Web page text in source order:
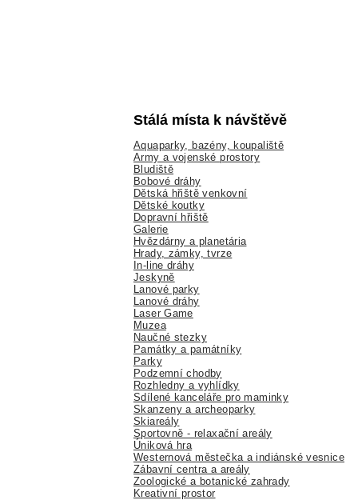
Stálá místa k návštěvě
Aquaparky, bazény, koupaliště
Army a vojenské prostory
Bludiště
Bobové dráhy
Dětská hřiště venkovní
Dětské koutky
Dopravní hřiště
Galerie
Hvězdárny a planetária
Hrady, zámky, tvrze
In-line dráhy
Jeskyně
Lanové parky
Lanové dráhy
Laser Game
Muzea
Naučné stezky
Památky a památníky
Parky
Podzemní chodby
Rozhledny a vyhlídky
Sdílené kanceláře pro maminky
Skanzeny a archeoparky
Skiareály
Sportovně - relaxační areály
Úniková hra
Westernová městečka a indiánské vesnice
Zábavní centra a areály
Zoologické a botanické zahrady
Kreativní prostor